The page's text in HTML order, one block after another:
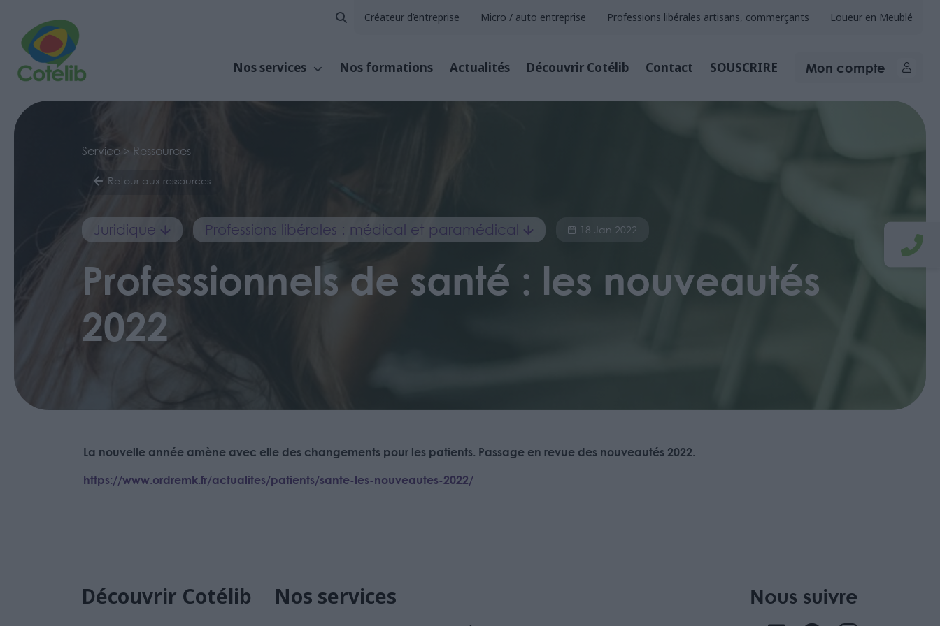
Créateur d’entreprise Micro / auto entreprise Professions libérales artisans, commerçants Loueur en Meublé
Nos services Nos formations Actualités Découvrir Cotélib Contact SOUSCRIRE Mon compte
Service > Ressources
Retour aux ressources
Juridique Professions libérales : médical et paramédical 18 Jan 2022
Professionnels de santé : les nouveautés
2022
La nouvelle année amène avec elle des changements pour les patients. Passage en revue des nouveautés 2022.
https://www.ordremk.fr/actualites/patients/sante-les-nouveautes-2022/
Découvrir Cotélib Nos services Nous suivre